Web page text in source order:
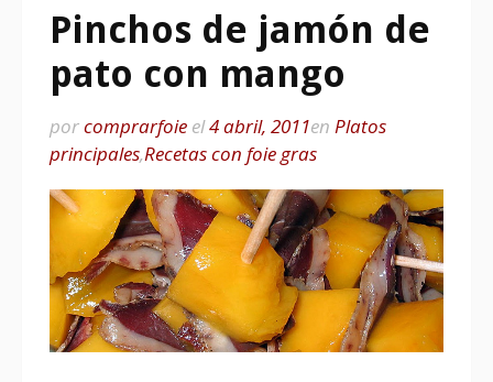
Pinchos de jamón de
pato con mango
porcomprarfoie el4 abril, 2011en Platos
principales,Recetas con foie gras